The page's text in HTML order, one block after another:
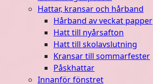
Hattar, kransar och hårband
Hårband av veckat papper
Hatt till nyårsafton
Hatt till skolavslutning
Kransar till sommarfester
Påskhattar
Innanför fönstret